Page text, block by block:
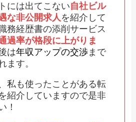
には出てこない自社ビル
な非公開求人 を紹介して
務経歴書の添削サービス
過率が格段に上がりま
は年収アップの交渉まで
ます。
私も使ったことがある転
紹介していますので是非
！